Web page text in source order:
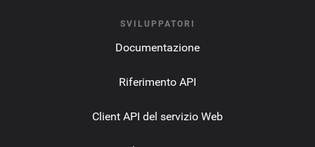
SVILUPPATORI
Documentazione
Riferimento API
Client API del servizio Web